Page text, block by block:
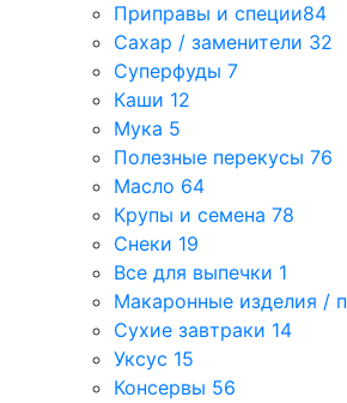
Приправы и специи84
Сахар / заменители 32
Суперфуды 7
Каши 12
Мука 5
Полезные перекусы 76
Масло 64
Крупы и семена 78
Снеки 19
Все для выпечки 1
Макаронные изделия /
Сухие завтраки 14
Уксус 15
Консервы 56